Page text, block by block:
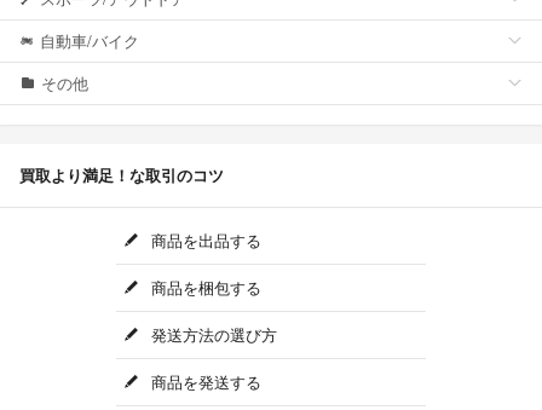
自動車/バイク
その他
買取より満足！な取引のコツ
商品を出品する
商品を梱包する
発送方法の選び方
商品を発送する